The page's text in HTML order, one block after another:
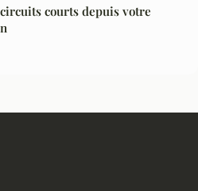
courts depuis votre